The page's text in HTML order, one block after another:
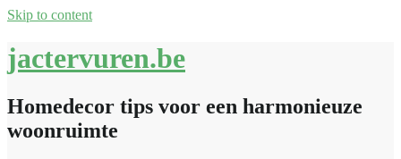
Skip to content
jactervuren.be
Homedecor tips voor een harmonieuze
woonruimte